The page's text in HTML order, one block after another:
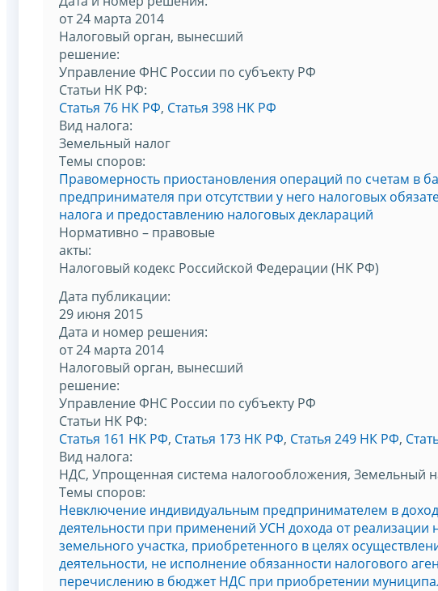
от 24 марта 2014
Налоговый орган, вынесший
решение:
Управление ФНС России по субъекту РФ
Статьи НК РФ:
Статья 76 НК РФ, Статья 398 НК РФ
Вид налога:
Земельный налог
Темы споров:
Правомерность приостановления операций по счетам в
предпринимателя при отсутствии у него налоговых
налога и предоставлению налоговых деклараций
Нормативно – правовые
акты:
Налоговый кодекс Российской Федерации (НК РФ)
Дата публикации:
29 июня 2015
Дата и номер решения:
от 24 марта 2014
Налоговый орган, вынесший
решение:
Управление ФНС России по субъекту РФ
Статьи НК РФ:
Статья 161 НК РФ, Статья 173 НК РФ, Статья 249 НК РФ,
Вид налога:
НДС, Упрощенная система налогообложения, Земельный
Темы споров:
Невключение индивидуальным предпринимателем в
деятельности при применений УСН дохода от
земельного участка, приобретенного в целях
деятельности, не исполнение обязанности налогового
перечислению в бюджет НДС при приобретении